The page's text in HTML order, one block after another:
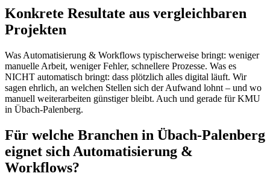
Konkrete Resultate aus vergleichbaren
Projekten
Was Automatisierung & Workflows typischerweise bringt: weniger
manuelle Arbeit, weniger Fehler, schnellere Prozesse. Was es
NICHT automatisch bringt: dass plötzlich alles digital läuft. Wir
sagen ehrlich, an welchen Stellen sich der Aufwand lohnt – und wo
manuell weiterarbeiten günstiger bleibt. Auch und gerade für KMU
in Übach-Palenberg.
Für welche Branchen in Übach-Palenberg
eignet sich Automatisierung &
Workflows?